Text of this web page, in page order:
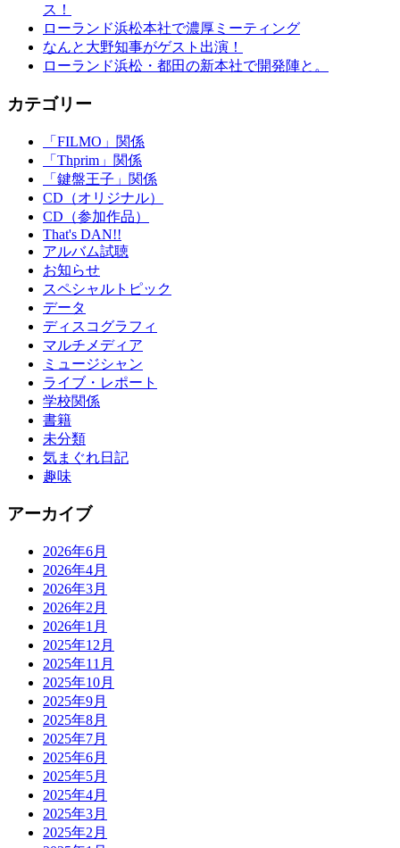
ス！
ローランド浜松本社で濃厚ミーティング
なんと大野知事がゲスト出演！
ローランド浜松・都田の新本社で開発陣と。
カテゴリー
「FILMO」関係
「Thprim」関係
「鍵盤王子」関係
CD（オリジナル）
CD（参加作品）
That's DAN!!
アルバム試聴
お知らせ
スペシャルトピック
データ
ディスコグラフィ
マルチメディア
ミュージシャン
ライブ・レポート
学校関係
書籍
未分類
気まぐれ日記
趣味
アーカイブ
2026年6月
2026年4月
2026年3月
2026年2月
2026年1月
2025年12月
2025年11月
2025年10月
2025年9月
2025年8月
2025年7月
2025年6月
2025年5月
2025年4月
2025年3月
2025年2月